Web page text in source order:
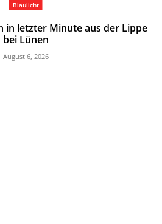
Blaulicht
in letzter Minute aus der Lippe
bei Lünen
August 6, 2026